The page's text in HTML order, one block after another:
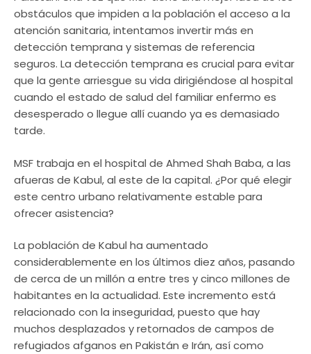
obstáculos que impiden a la población el acceso a la
atención sanitaria, intentamos invertir más en
detección temprana y sistemas de referencia
seguros. La detección temprana es crucial para evitar
que la gente arriesgue su vida dirigiéndose al hospital
cuando el estado de salud del familiar enfermo es
desesperado o llegue allí cuando ya es demasiado
tarde.
MSF trabaja en el hospital de Ahmed Shah Baba, a las
afueras de Kabul, al este de la capital. ¿Por qué elegir
este centro urbano relativamente estable para
ofrecer asistencia?
La población de Kabul ha aumentado
considerablemente en los últimos diez años, pasando
de cerca de un millón a entre tres y cinco millones de
habitantes en la actualidad. Este incremento está
relacionado con la inseguridad, puesto que hay
muchos desplazados y retornados de campos de
refugiados afganos en Pakistán e Irán, así como